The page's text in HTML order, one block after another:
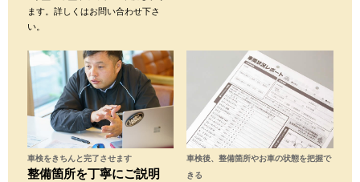
ます。詳しくはお問い合わせ下さ
い。
車検をきちんと完了させます
整備箇所を丁寧にご説明
車検後、整備箇所やお車の状態を把握で
きる